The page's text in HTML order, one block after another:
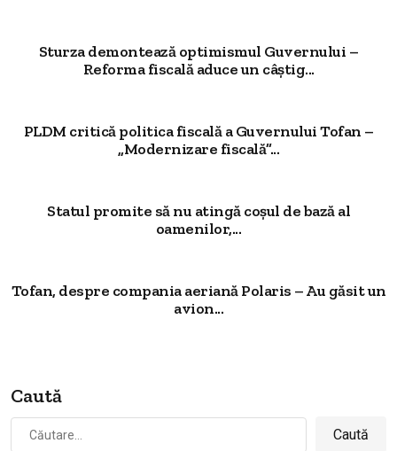
Sturza demontează optimismul Guvernului –
Reforma fiscală aduce un câștig...
PLDM critică politica fiscală a Guvernului Tofan –
„Modernizare fiscală”...
Statul promite să nu atingă coșul de bază al
oamenilor,...
Tofan, despre compania aeriană Polaris – Au găsit un
avion...
Caută
Caută
după: